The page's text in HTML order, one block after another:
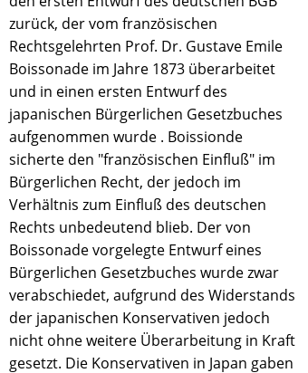
zurück, der vom französischen
Rechtsgelehrten Prof. Dr. Gustave Emile
Boissonade im Jahre 1873 überarbeitet
und in einen ersten Entwurf des
japanischen Bürgerlichen Gesetzbuches
aufgenommen wurde . Boissionde
sicherte den "französischen Einfluß" im
Bürgerlichen Recht, der jedoch im
Verhältnis zum Einfluß des deutschen
Rechts unbedeutend blieb. Der von
Boissonade vorgelegte Entwurf eines
Bürgerlichen Gesetzbuches wurde zwar
verabschiedet, aufgrund des Widerstands
der japanischen Konservativen jedoch
nicht ohne weitere Überarbeitung in Kraft
gesetzt. Die Konservativen in Japan gaben